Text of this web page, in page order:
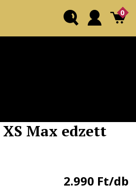
0
Max edzett
2.990 Ft/db